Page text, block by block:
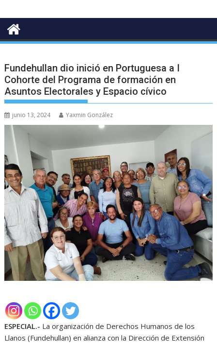
Fundehullan dio inició en Portuguesa a I
Cohorte del Programa de formación en
Asuntos Electorales y Espacio cívico
junio 13, 2024 Yaxmin González
ESPECIAL.- La organización de Derechos Humanos de los
Llanos (Fundehullan) en alianza con la Dirección de Extensión